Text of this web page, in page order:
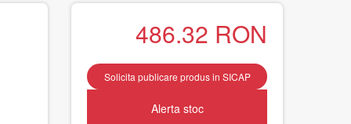
486.32 RON
Solicita publicare produs in SICAP
Alerta stoc